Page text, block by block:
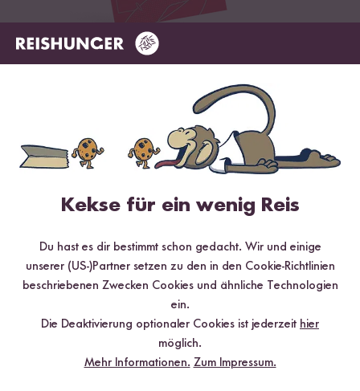
✔️ 25 leckere Rezepte aus unseren bunten Kochwelten
✔️ Inklusive Tipps & Tricks für die Zubereitung
Jetzt sichern
*Das Digitale Rezeptbuch wird dir nach vollständiger Anmeldung zum Newsletter
Mehr Rezepte mit Sushi Reis
Kekse für ein wenig Reis
Du hast es dir bestimmt schon gedacht. Wir und einige
unserer (US-)Partner setzen zu den in den Cookie-Richtlinien
beschriebenen Zwecken Cookies und ähnliche Technologien
ein.
Die Deaktivierung optionaler Cookies ist jederzeit hier
möglich.
Mehr Informationen. Zum Impressum.